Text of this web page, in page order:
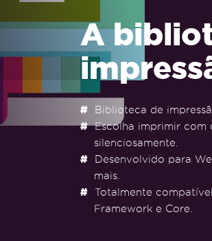
A
Biblioteca de
Escolha imprimir com
silenciosamente.
Desenvolvido para
mais.
Totalmente
Framework e Core.